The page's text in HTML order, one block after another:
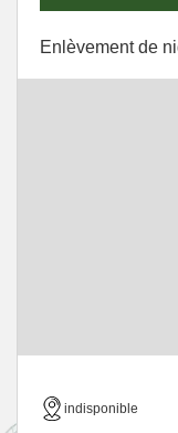
Enlèvement de
indisponible